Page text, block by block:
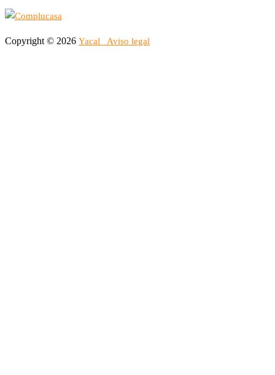
Copyright © 2026 Yacal Aviso legal